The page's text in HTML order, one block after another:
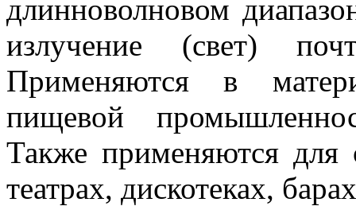
длинноволновом
излучение (свет)
Применяются в
пищевой
Также применяются для
театрах, дискотеках,